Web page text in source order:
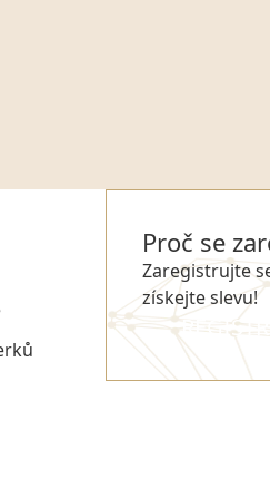
Proč se
Zaregistrujte
získejte slevu!